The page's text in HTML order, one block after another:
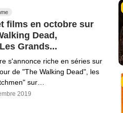
films en octobre sur
Dead,
Grands...
s'annonce riche en séries sur
de "The Walking Dead", les
sur…
2019